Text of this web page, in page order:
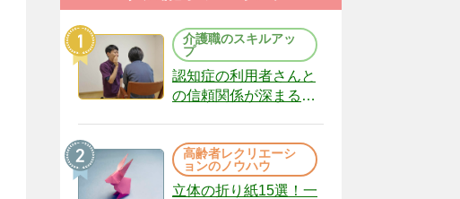
介護職のスキルアッ
プ
認知症の利用者さんと
の信頼関係が深まる声
（22）
高齢者レクリエーシ
ョンのノウハウ
立体の折り紙15選！一